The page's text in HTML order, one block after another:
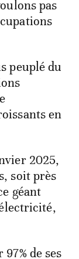
pas
peuplé du
en
2025,
soit près
géant
de ses